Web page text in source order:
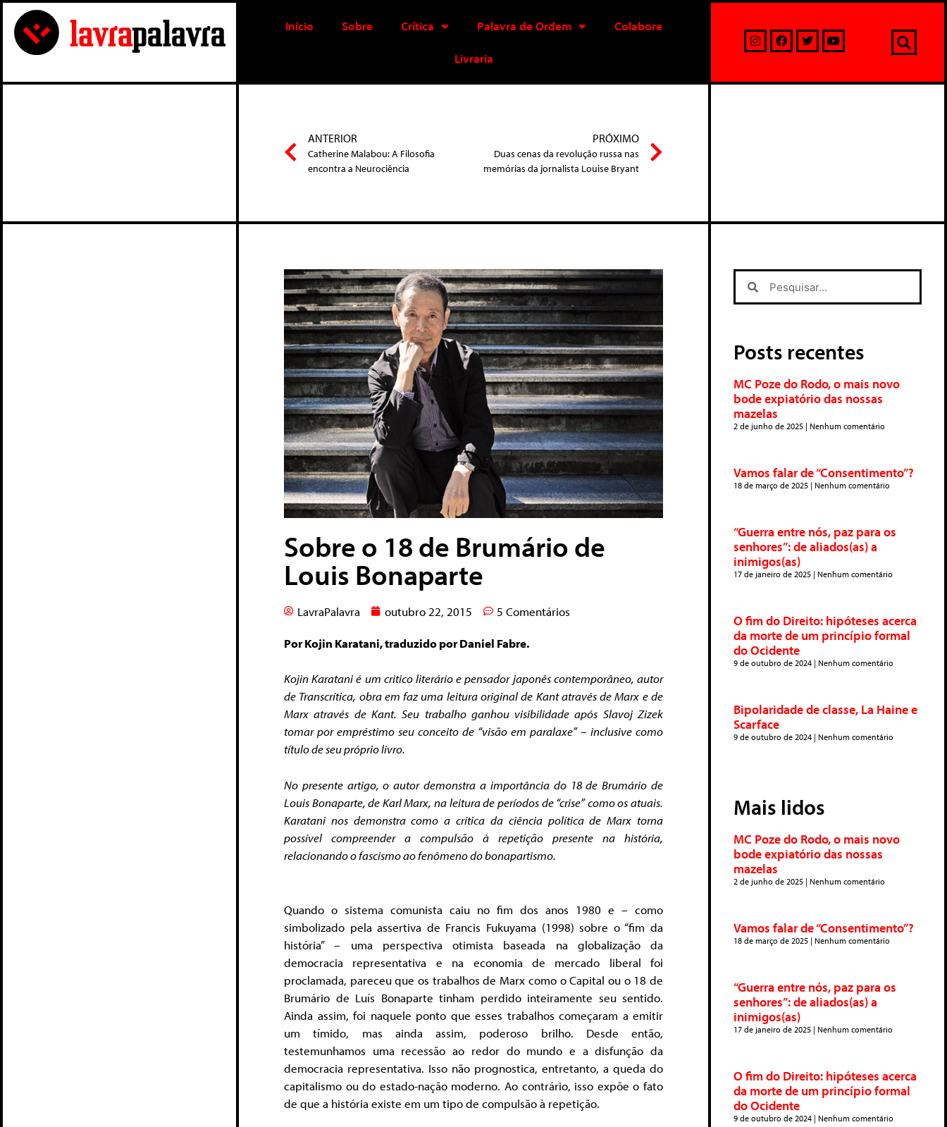
Início Sobre Crítica Palavra de Ordem Colabore
Livraria
ANTERIOR
Catherine Malabou: A Filosofia
encontra a Neurociência
PRÓXIMO
Duas cenas da revolução russa nas
memórias da jornalista Louise Bryant
Sobre o 18 de Brumário de
Louis Bonaparte
LavraPalavra outubro 22, 2015 5 Comentários
Por Kojin Karatani, traduzido por Daniel Fabre.
Kojin Karatani é um critico literário e pensador japonês contemporâneo, autor
de Transcrítica, obra em faz uma leitura original de Kant através de Marx e de
Marx através de Kant. Seu trabalho ganhou visibilidade após Slavoj Zizek
tomar por empréstimo seu conceito de “visão em paralaxe” – inclusive como
título de seu próprio livro.
No presente artigo, o autor demonstra a importância do 18 de Brumário de
Louis Bonaparte, de Karl Marx, na leitura de períodos de “crise” como os atuais.
Karatani nos demonstra como a crítica da ciência política de Marx torna
possível compreender a compulsão à repetição presente na história,
relacionando o fascismo ao fenômeno do bonapartismo.
Quando o sistema comunista caiu no fim dos anos 1980 e – como
simbolizado pela assertiva de Francis Fukuyama (1998) sobre o “fim da
história” – uma perspectiva otimista baseada na globalização da
democracia representativa e na economia de mercado liberal foi
proclamada, pareceu que os trabalhos de Marx como o Capital ou o 18 de
Brumário de Luís Bonaparte tinham perdido inteiramente seu sentido.
Ainda assim, foi naquele ponto que esses trabalhos começaram a emitir
um tímido, mas ainda assim, poderoso brilho. Desde então,
testemunhamos uma recessão ao redor do mundo e a disfunção da
democracia representativa. Isso não prognostica, entretanto, a queda do
capitalismo ou do estado-nação moderno. Ao contrário, isso expõe o fato
de que a história existe em um tipo de compulsão à repetição.
Posts recentes
MC Poze do Rodo, o mais novo
bode expiatório das nossas
mazelas
2 de junho de 2025 Nenhum comentário
Vamos falar de “Consentimento”?
18 de março de 2025 Nenhum comentário
“Guerra entre nós, paz para os
senhores”: de aliados(as) a
inimigos(as)
17 de janeiro de 2025 Nenhum comentário
O fim do Direito: hipóteses acerca
da morte de um princípio formal
do Ocidente
9 de outubro de 2024 Nenhum comentário
Bipolaridade de classe, La Haine e
Scarface
9 de outubro de 2024 Nenhum comentário
Mais lidos
MC Poze do Rodo, o mais novo
bode expiatório das nossas
mazelas
2 de junho de 2025 Nenhum comentário
Vamos falar de “Consentimento”?
18 de março de 2025 Nenhum comentário
“Guerra entre nós, paz para os
senhores”: de aliados(as) a
inimigos(as)
17 de janeiro de 2025 Nenhum comentário
O fim do Direito: hipóteses acerca
da morte de um princípio formal
do Ocidente
9 de outubro de 2024 Nenhum comentário